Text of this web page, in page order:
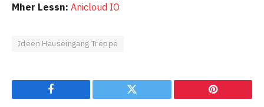
Mher Lessn: Anicloud IO
Ideen Hauseingang Treppe
Facebook Twitter Pinterest